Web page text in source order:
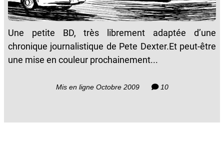
Une petite BD, très librement adaptée d’une
chronique journalistique de Pete Dexter.Et peut-être
une mise en couleur prochainement...
Mis en ligne Octobre 2009 10